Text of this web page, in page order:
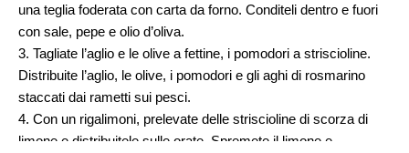
una teglia foderata con carta da forno. Conditeli dentro e fuori
con sale, pepe e olio d’oliva.
3. Tagliate l’aglio e le olive a fettine, i pomodori a striscioline.
Distribuite l’aglio, le olive, i pomodori e gli aghi di rosmarino
staccati dai rametti sui pesci.
4. Con un rigalimoni, prelevate delle striscioline di scorza di
limone e distribuitele sulle orate. Spremete il limone e